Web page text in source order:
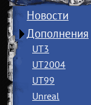
Новости
Дополнения
UT3
UT2004
UT99
Unreal